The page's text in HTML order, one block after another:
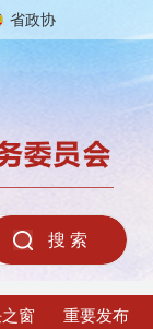
省政协
窗 重要发布